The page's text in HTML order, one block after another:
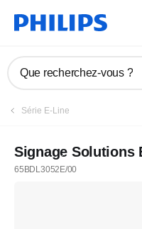
Que recherchez-vous ?
Série E-Line
Signage Solutions
65BDL3052E/00